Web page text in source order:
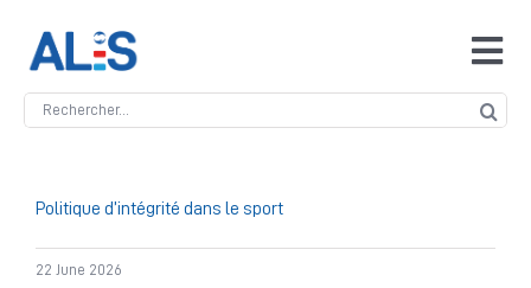
content
Search
Accueil
ALIS
Antidopage
Politique d’intégrité dans le sport
22 June 2026